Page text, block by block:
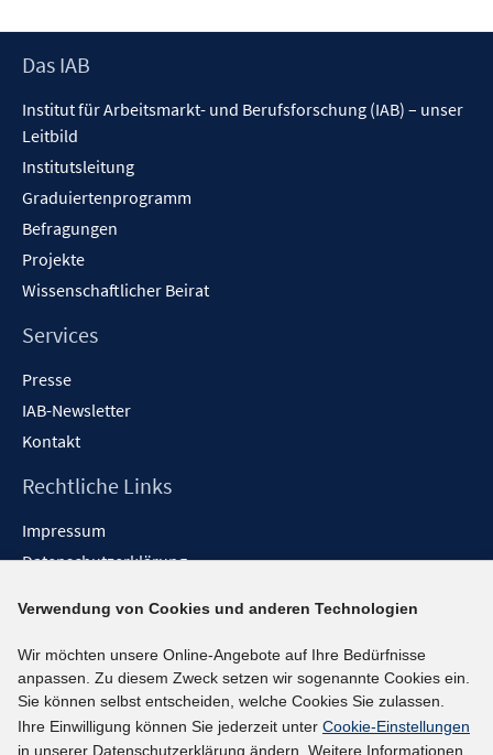
Footer
Das IAB
Institut für Arbeitsmarkt- und Berufsforschung (IAB) – unser
Leitbild
Institutsleitung
Graduiertenprogramm
Befragungen
Projekte
Wissenschaftlicher Beirat
Services
Presse
IAB-Newsletter
Kontakt
Rechtliche Links
Impressum
Datenschutzerklärung
Barrieren melden
Social-Media-Kanäle
BlueSky
YouTube
Verwendung von Cookies und anderen Technologien
Wir möchten unsere Online-Angebote auf Ihre Bedürfnisse
anpassen. Zu diesem Zweck setzen wir sogenannte Cookies ein.
Sie können selbst entscheiden, welche Cookies Sie zulassen.
Ihre Einwilligung können Sie jederzeit unter Cookie-Einstellungen
in unserer Datenschutzerklärung ändern. Weitere Informationen